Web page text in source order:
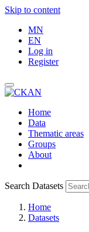
Skip to content
MN
EN
Log in
Register
Home
Data
Thematic areas
Groups
About
Search Datasets
Home
Datasets